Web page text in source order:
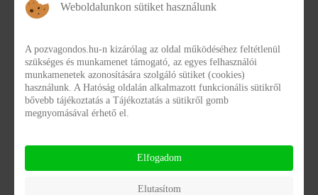
április 4-én adták át Zalaegerszegen a Gondoskodás
számára.
Weboldalunkon sütiket használunk
A pozvagondos.hu-n kizárólag az oldal működéséhez feltétlenül
szükséges és munkamenet támogató, az egyes felhasználói
munkamenetek azonosítására szolgáló sütiket (cookies)
használunk. A Hatóság oldalán alkalmazott funkcionális sütikről
bővebb tájékoztatás a Tájékoztatás a sütikről gomb
megnyomásával érhető el.
Elfogadom
Elutasítom